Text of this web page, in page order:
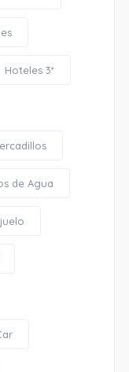
Hoteles 3*
de Agua